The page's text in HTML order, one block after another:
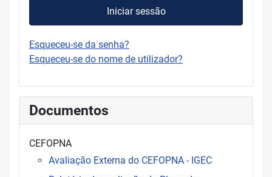
Iniciar sessão
Esqueceu-se da senha?
Esqueceu-se do nome de utilizador?
Documentos
CEFOPNA
Avaliação Externa do CEFOPNA - IGEC